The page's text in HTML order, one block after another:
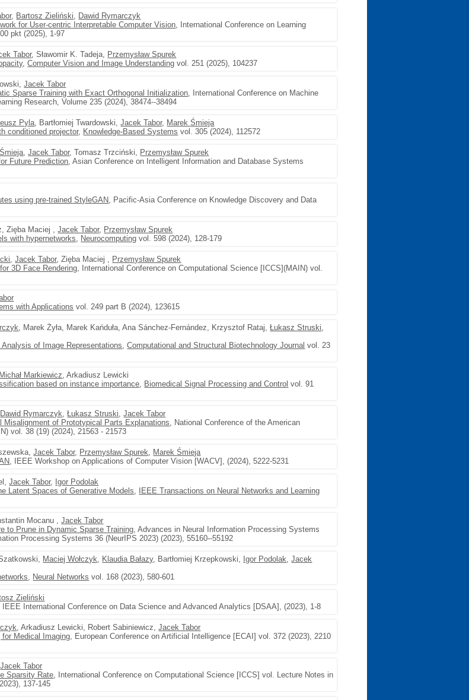
, Bartosz Zieliński, Dawid Rymarczyk
for User-centric Interpretable Computer Vision, International Conference on Learning
pkt (2025), 1-97
Tabor, Sławomir K. Tadeja, Przemysław Spurek
,Computer Vision and Image Understanding vol. 251 (2025), 104237
Jacek Tabor
Sparse Training with Exact Orthogonal Initialization, International Conference on Machine
Research, Volume 235 (2024), 38474--38494
Pyla, Bartłomiej Twardowski,Jacek Tabor, Marek Śmieja
conditioned projector, Knowledge-Based Systems vol. 305 (2024), 112572
,Jacek Tabor, Tomasz Trzciński, Przemysław Spurek
Future Prediction, Asian Conference on Intelligent Information and Database Systems
using pre-trained StyleGAN, Pacific-Asia Conference on Knowledge Discovery and Data
Zięba Maciej ,Jacek Tabor, Przemysław Spurek
with hypernetworks, Neurocomputing vol. 598 (2024), 128-179
,Jacek Tabor, Zięba Maciej , Przemysław Spurek
3D Face Rendering, International Conference on Computational Science [ICCS](MAIN) vol.
with Applications vol. 249 part B (2024), 123615
, Marek Żyła, Marek Kańduła, Ana Sánchez-Fernández, Krzysztof Rataj,Łukasz Struski,
of Image Representations,Computational and Structural Biotechnology Journal vol. 23
Michał Markiewicz, Arkadiusz Lewicki
based on instance importance, Biomedical Signal Processing and Control vol. 91
Dawid Rymarczyk,Łukasz Struski,Jacek Tabor
Misalignment of Prototypical Parts Explanations, National Conference of the American
vol. 38 (19) (2024), 21563 - 21573
Jacek Tabor, Przemysław Spurek, Marek Śmieja
, IEEE Workshop on Applications of Computer Vision [WACV], (2024), 5222-5231
Jacek Tabor, Igor Podolak
Latent Spaces of Generative Models,
IEEE Transactions on Neural Networks and Learning
Mocanu ,Jacek Tabor
to Prune in Dynamic Sparse Training, Advances in Neural Information Processing Systems
Processing Systems 36 (NeurIPS 2023) (2023), 55160--55192
Maciej Wołczyk, Klaudia Bałazy, Bartłomiej Krzepkowski, Igor Podolak,Jacek
, Neural Networks vol. 168 (2023), 580-601
Zieliński
IEEE International Conference on Data Science and Advanced Analytics [DSAA], (2023), 1-8
, Arkadiusz Lewicki, Robert Sabiniewicz,Jacek Tabor
Medical Imaging, European Conference on Artificial Intelligence [ECAI] vol. 372 (2023), 2210
Jacek Tabor
Sparsity Rate, International Conference on Computational Science [ICCS] vol. Lecture Notes in
137-145